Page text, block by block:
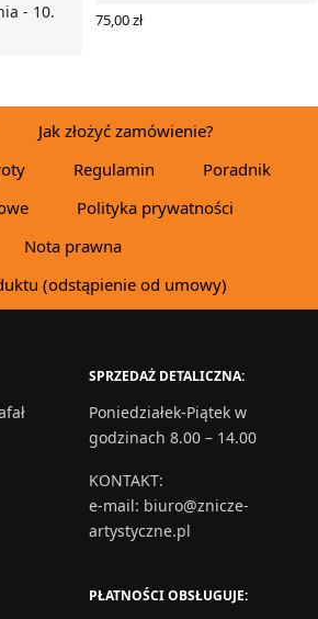
- 10.
75,00zł
Jak złożyć zamówienie?
Regulamin
Poradnik
Polityka prywatności
Nota prawna
(odstąpienie od umowy)
SPRZEDAŻ DETALICZNA:
Poniedziałek-Piątek w
godzinach 8.00 – 14.00
KONTAKT:
e-mail: biuro@znicze-
artystyczne.pl
PŁATNOŚCI OBSŁUGUJE: